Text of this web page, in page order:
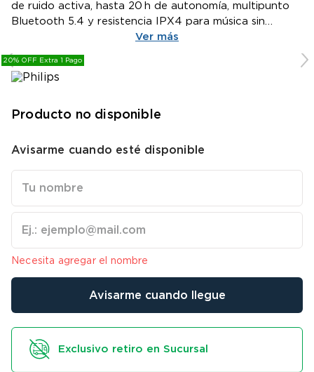
de ruido activa, hasta 20 h de autonomía, multipunto
Bluetooth 5.4 y resistencia IPX4 para música sin
Ver más
20% OFF Extra 1 Pago
Producto no disponible
Avisarme cuando esté disponible
Necesita agregar el nombre
Avisarme cuando llegue
Exclusivo retiro en Sucursal
7.
aire acondicionado
9.
bicicleta